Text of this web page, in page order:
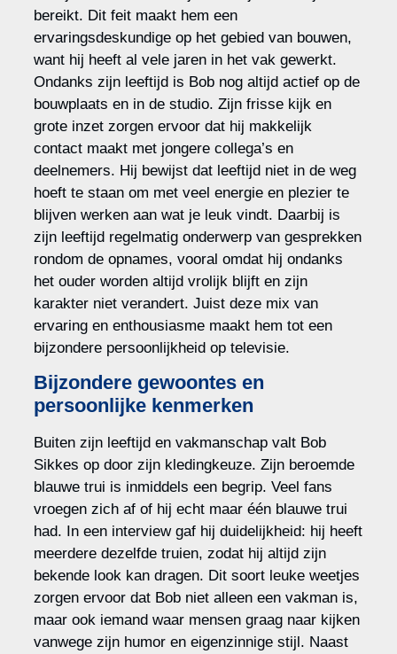
bereikt. Dit feit maakt hem een
ervaringsdeskundige op het gebied van bouwen,
want hij heeft al vele jaren in het vak gewerkt.
Ondanks zijn leeftijd is Bob nog altijd actief op de
bouwplaats en in de studio. Zijn frisse kijk en
grote inzet zorgen ervoor dat hij makkelijk
contact maakt met jongere collega’s en
deelnemers. Hij bewijst dat leeftijd niet in de weg
hoeft te staan om met veel energie en plezier te
blijven werken aan wat je leuk vindt. Daarbij is
zijn leeftijd regelmatig onderwerp van gesprekken
rondom de opnames, vooral omdat hij ondanks
het ouder worden altijd vrolijk blijft en zijn
karakter niet verandert. Juist deze mix van
ervaring en enthousiasme maakt hem tot een
bijzondere persoonlijkheid op televisie.
Bijzondere gewoontes en
persoonlijke kenmerken
Buiten zijn leeftijd en vakmanschap valt Bob
Sikkes op door zijn kledingkeuze. Zijn beroemde
blauwe trui is inmiddels een begrip. Veel fans
vroegen zich af of hij echt maar één blauwe trui
had. In een interview gaf hij duidelijkheid: hij heeft
meerdere dezelfde truien, zodat hij altijd zijn
bekende look kan dragen. Dit soort leuke weetjes
zorgen ervoor dat Bob niet alleen een vakman is,
maar ook iemand waar mensen graag naar kijken
vanwege zijn humor en eigenzinnige stijl. Naast